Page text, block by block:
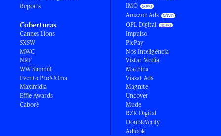
Reports
Coberturas
Cannes Lions
SXSW
MWC
NRF
WW Summit
Evento ProXXIma
Maximídia
Effie Awards
Caboré
IMO
Amazon Ads
OPL Digital
Impulso
PicPay
Nós Inteligência
Vistar Media
Machina
Viasat Ads
Magnite
Uncover
Mude
RZK Digital
DoubleVerify
Adlook